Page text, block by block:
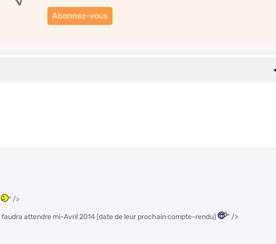
Abonnez-vous
" />
attendre mi-Avril 2014 (date de leur prochain compte-rendu) " />